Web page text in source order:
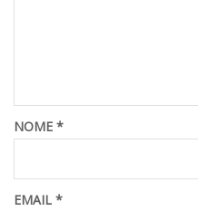
NOME *
EMAIL *